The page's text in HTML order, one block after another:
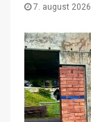
7. august 2026